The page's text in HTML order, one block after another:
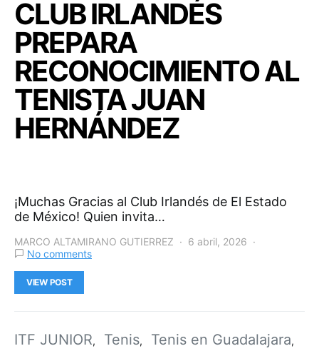
CLUB IRLANDÉS
PREPARA
RECONOCIMIENTO AL
TENISTA JUAN
HERNÁNDEZ
¡Muchas Gracias al Club Irlandés de El Estado
de México! Quien invita…
MARCO ALTAMIRANO GUTIERREZ
6 abril, 2026
No comments
VIEW POST
ITF JUNIOR Tenis
Tenis en Guadalajara